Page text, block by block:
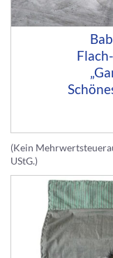
(Kein
UStG.)